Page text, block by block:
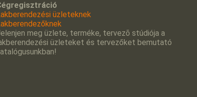
üzleteknek
meg üzlete, terméke, tervezõ stúdiója a
üzleteket és tervezőket bemutató